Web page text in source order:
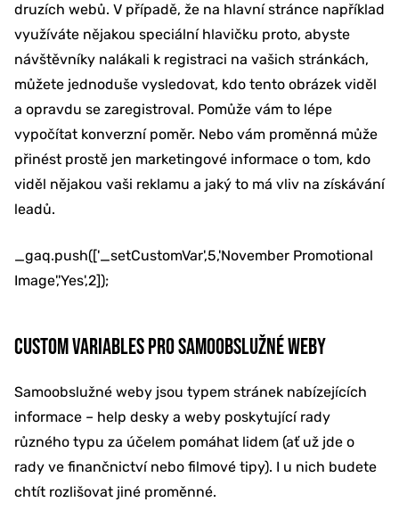
druzích webů. V případě, že na hlavní stránce například
využíváte nějakou speciální hlavičku proto, abyste
návštěvníky nalákali k registraci na vašich stránkách,
můžete jednoduše vysledovat, kdo tento obrázek viděl
a opravdu se zaregistroval. Pomůže vám to lépe
vypočítat konverzní poměr. Nebo vám proměnná může
přinést prostě jen marketingové informace o tom, kdo
viděl nějakou vaši reklamu a jaký to má vliv na získávání
leadů.
_gaq.push(['_setCustomVar',5,'November Promotional
Image','Yes',2]);
CUSTOM VARIABLES PRO SAMOOBSLUŽNÉ WEBY
Samoobslužné weby jsou typem stránek nabízejících
informace – help desky a weby poskytující rady
různého typu za účelem pomáhat lidem (ať už jde o
rady ve finančnictví nebo filmové tipy). I u nich budete
chtít rozlišovat jiné proměnné.